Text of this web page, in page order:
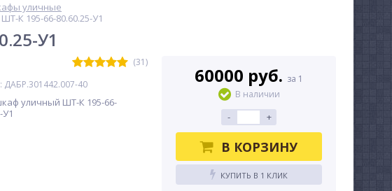
уличные
К 195-66-80.60.25-У1
У1
(31)
ДАБР.301442.007-40
уличный ШТ-К 195-66-
У1
60000 руб. за 1
В наличии
- +
В КОРЗИНУ
КУПИТЬ В 1 КЛИК